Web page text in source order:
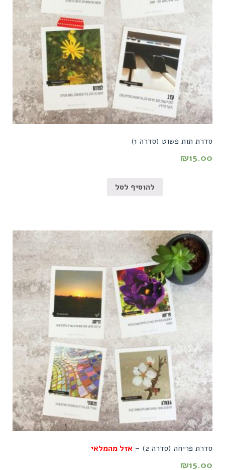
סדרת תות פשוט (סדרה 1)
₪15.00
להוסיף לסל
סדרת פריחה (סדרה 2) – אזל מהמלאי
₪15.00